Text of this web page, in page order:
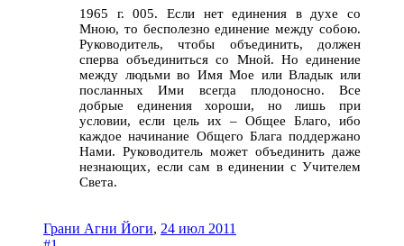
1965 г. 005. Если нет единения в духе со
Мною, то бесполезно единение между собою.
Руководитель, чтобы объединить, должен
сперва объединиться со Мной. Но единение
между людьми во Имя Мое или Владык или
посланных Ими всегда плодоносно. Все
добрые единения хороши, но лишь при
условии, если цель их – Общее Благо, ибо
каждое начинание Общего Блага поддержано
Нами. Руководитель может объединить даже
незнающих, если сам в единении с Учителем
Света.
Грани Агни Йоги, 24 июл 2011